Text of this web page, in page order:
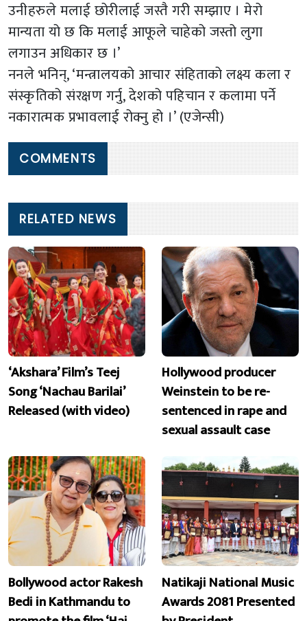
उनीहरुले मलाई छोरीलाई जस्तै गरी सम्झाए । मेरो
मान्यता यो छ कि मलाई आफूले चाहेको जस्तो लुगा
लगाउन अधिकार छ ।’
ननले भनिन्, ‘मन्त्रालयको आचार संहिताको लक्ष्य कला र
संस्कृतिको संरक्षण गर्नु, देशको पहिचान र कलामा पर्ने
नकारात्मक प्रभावलाई रोक्नु हो ।’ (एजेन्सी)
COMMENTS
RELATED NEWS
‘Akshara’ Film’s Teej
Song ‘Nachau Barilai’
Released (with video)
Hollywood producer
Weinstein to be re-
sentenced in rape and
sexual assault case
Bollywood actor Rakesh
Bedi in Kathmandu to
Natikaji National Music
Awards 2081 Presented